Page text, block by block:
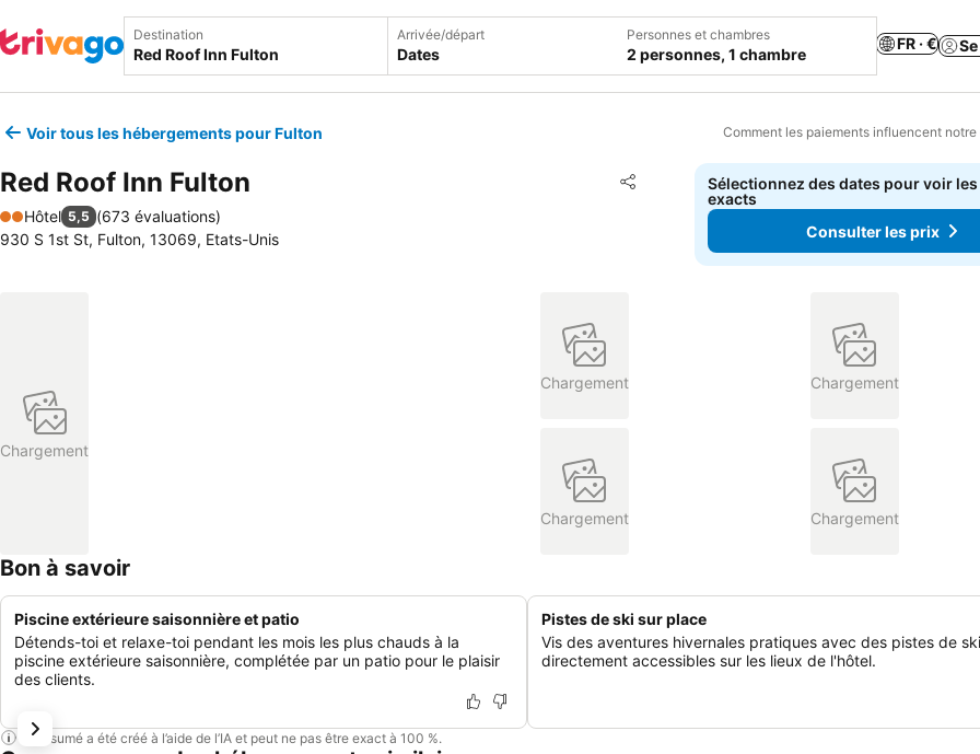
Destination Arrivée/départ
Dates
Personnes et chambres
2 personnes, 1 chambre
FR · €
Voir tous les hébergements pour Fulton Comment les paiements influencent
Red Roof Inn Fulton Partager
Ajouter à mes favoris
2 Étoiles
Hôtel 5,5 (673 évaluations)
930 S 1st St, Fulton, 13069, Etats-Unis
Sélectionnez des dates pour voir
exacts
Consulter les prix
Chargement
Chargement Chargement
Chargement Chargement
Bon à savoir
Piscine extérieure saisonnière et patio
Détends-toi et relaxe-toi pendant les mois les plus chauds à la
piscine extérieure saisonnière, complétée par un patio pour le plaisir
des clients.
Pistes de ski sur place
Vis des aventures hivernales pratiques avec des pistes de ski
directement accessibles sur les lieux de l'hôtel.
Ce résumé a été créé à l’aide de l’IA et peut ne pas être exact à 100 %.